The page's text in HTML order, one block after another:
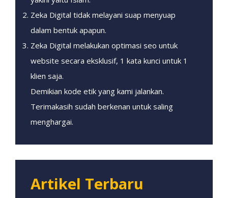
Zeka Digital tidak melayani suap menyuap
dalam bentuk apapun.
Zeka Digital melakukan optimasi seo untuk
website secara eksklusif, 1 kata kunci untuk 1
klien saja.
Demikian kode etik yang kami jalankan.
Terimakasih sudah berkenan untuk saling
menghargai.
Artikel Terbaru